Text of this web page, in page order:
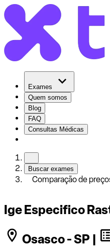
Exames
Quem somos
Blog
FAQ
Consultas Médicas
Buscar exames
Comparação de
Ige Especifico
Osasco - SP |